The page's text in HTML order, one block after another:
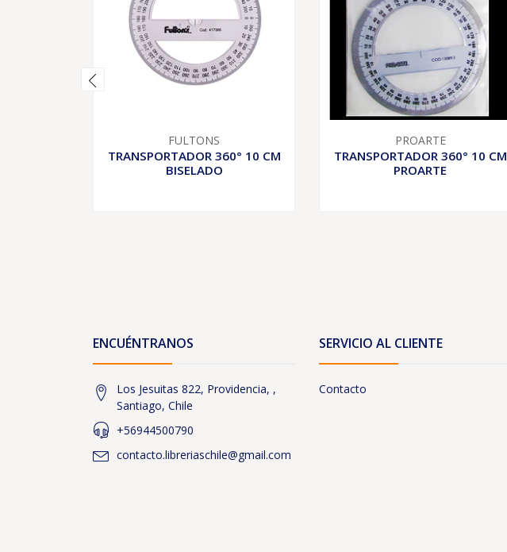
FULTONS
TRANSPORTADOR 360° 10 CM
BISELADO
PROARTE
TRANSPORTADOR 360° 10 CM
PROARTE
ENCUÉNTRANOS
Los Jesuitas 822, Providencia, ,
Santiago, Chile
+56944500790
contacto.libreriaschile@gmail.com
SERVICIO AL CLIENTE
Contacto